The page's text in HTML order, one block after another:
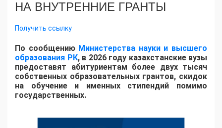
НА ВНУТРЕННИЕ ГРАНТЫ
Получить ссылку
По сообщению Министерства науки и высшего
образования РК, в 2026 году казахстанские вузы
предоставят абитуриентам более двух тысяч
собственных образовательных грантов, скидок
на обучение и именных стипендий помимо
государственных.